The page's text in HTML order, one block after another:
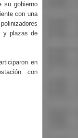
su gobierno
con una
y plazas de
en
con